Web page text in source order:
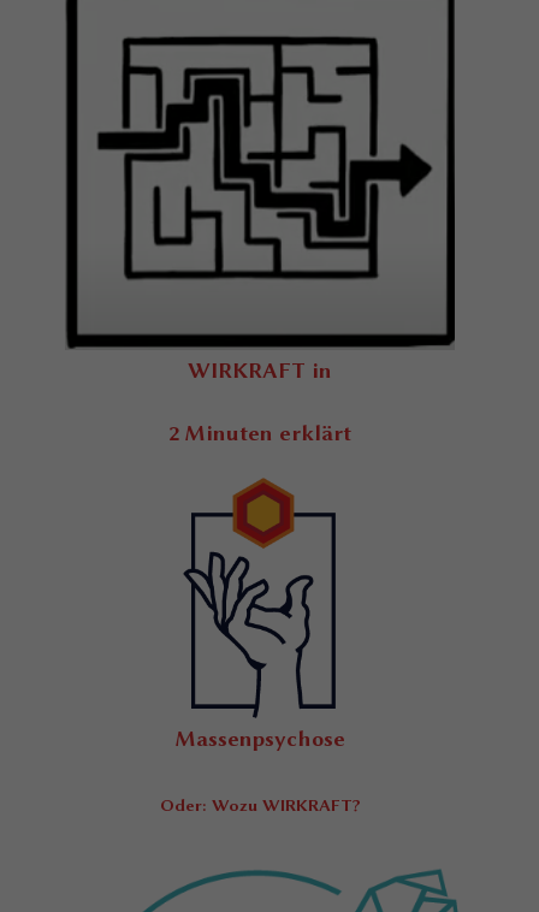
WIRKRAFT in
2 Minuten erklärt
Massenpsychose
Oder: Wozu WIRKRAFT?